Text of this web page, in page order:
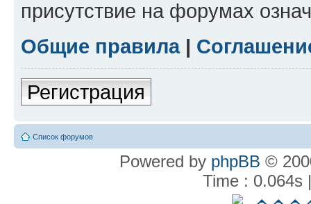
присутствие на форумах
Общие правила|
Регистрация
Список форумов
Powered by phpBB ©
Time : 0.064s